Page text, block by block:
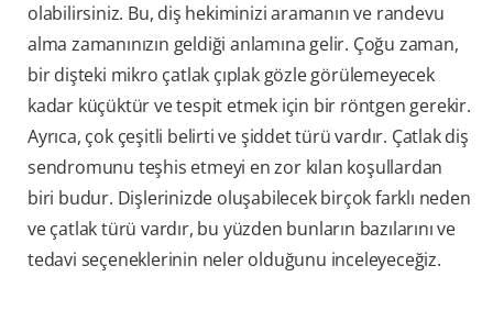
olabilirsiniz. Bu, diş hekiminizi aramanın ve randevu
alma zamanınızın geldiği anlamına gelir. Çoğu zaman,
bir dişteki mikro çatlak çıplak gözle görülemeyecek
kadar küçüktür ve tespit etmek için bir röntgen gerekir.
Ayrıca, çok çeşitli belirti ve şiddet türü vardır. Çatlak diş
sendromunu teşhis etmeyi en zor kılan koşullardan
biri budur. Dişlerinizde oluşabilecek birçok farklı neden
ve çatlak türü vardır, bu yüzden bunların bazılarını ve
tedavi seçeneklerinin neler olduğunu inceleyeceğiz.